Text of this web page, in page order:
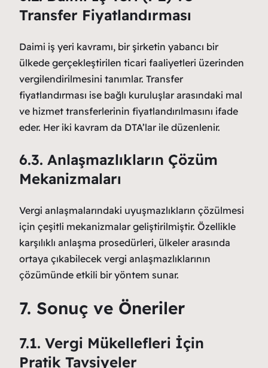
Transfer Fiyatlandırması
Daimi iş yeri kavramı, bir şirketin yabancı bir
ülkede gerçekleştirilen ticari faaliyetleri üzerinden
vergilendirilmesini tanımlar. Transfer
fiyatlandırması ise bağlı kuruluşlar arasındaki mal
ve hizmet transferlerinin fiyatlandırılmasını ifade
eder. Her iki kavram da DTA’lar ile düzenlenir.
6.3. Anlaşmazlıkların Çözüm
Mekanizmaları
Vergi anlaşmalarındaki uyuşmazlıkların çözülmesi
için çeşitli mekanizmalar geliştirilmiştir. Özellikle
karşılıklı anlaşma prosedürleri, ülkeler arasında
ortaya çıkabilecek vergi anlaşmazlıklarının
çözümünde etkili bir yöntem sunar.
7. Sonuç ve Öneriler
7.1. Vergi Mükellefleri İçin
Pratik Tavsiyeler